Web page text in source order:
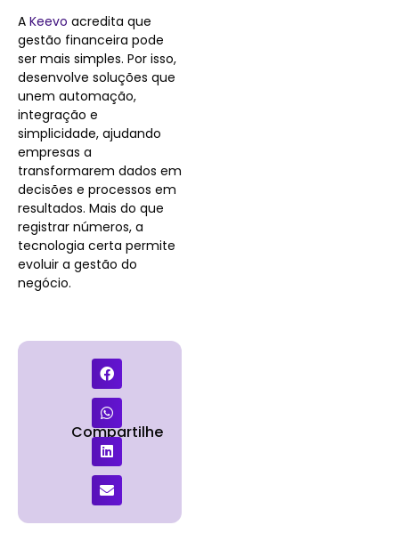
A Keevo acredita que
gestão financeira pode
ser mais simples. Por isso,
desenvolve soluções que
unem automação,
integração e
simplicidade, ajudando
empresas a
transformarem dados em
decisões e processos em
resultados. Mais do que
registrar números, a
tecnologia certa permite
evoluir a gestão do
negócio.
Compartilhe